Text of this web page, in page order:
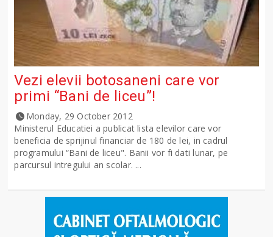
Vezi elevii botosaneni care vor
primi “Bani de liceu”!
Monday, 29 October 2012
Ministerul Educatiei a publicat lista elevilor care vor
beneficia de sprijinul financiar de 180 de lei, in cadrul
programului “Bani de liceu". Banii vor fi dati lunar, pe
parcursul intregului an scolar. ...